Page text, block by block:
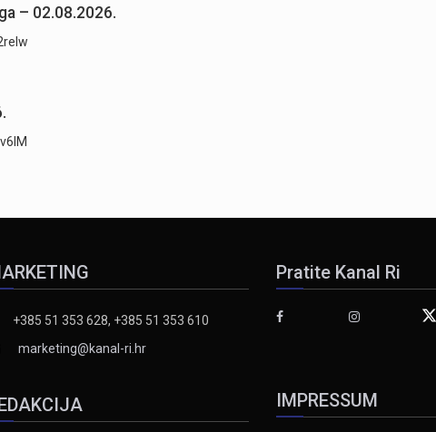
– 02.08.2026.
+385 51 353 628, +385 51 353 610
marketing@kanal-ri.hr
Pratite Kanal Ri
IMPRESSUM